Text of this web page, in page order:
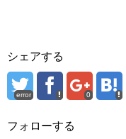
シェアする
error 0
フォローする